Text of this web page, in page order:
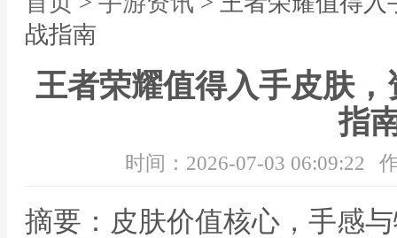
战指南
王者荣耀值得入手皮肤
指
时间：2026-07-03 06:09:22
摘要：皮肤价值核心，手感